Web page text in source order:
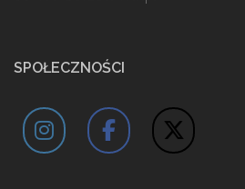
SPOŁECZNOŚCI